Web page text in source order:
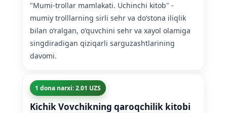
"Mumi-trollar mamlakati. Uchinchi kitob" -
mumiy trolllarning sirli sehr va doʻstona iliqlik
bilan oʻralgan, oʻquvchini sehr va xayol olamiga
singdiradigan qiziqarli sarguzashtlarining
davomi.
1 dona narxi: 2.01 UZS
Kichik Vovchikning qaroqchilik kitobi